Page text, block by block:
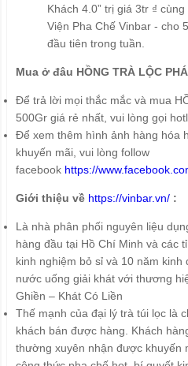
Khách 4.0” trị giá 3tr ₫
Viện Pha Chế Vinbar - cho
đầu tiên trong tuần.
Mua ở đâu HỒNG TRÀ LỘC
Để trả lời mọi thắc mắc và mua
500Gr giá rẻ nhất, vui lòng gọi
Để xem thêm hình ảnh hàng hóa
khuyến mãi, vui lòng follow
facebook https://
Giới thiệu về https://vinbar.vn/:
Là nhà phân phối nguyên liệu
hàng đầu tại Hồ Chí Minh và các
kinh nghiệm bỏ sỉ và 10 năm
nước uống giải khát với thương
Ghiền – Khát Có Liền
Thế mạnh của đại lý trà túi lọc là
khách bán được hàng. Khách
thường xuyên nhận được khuyến